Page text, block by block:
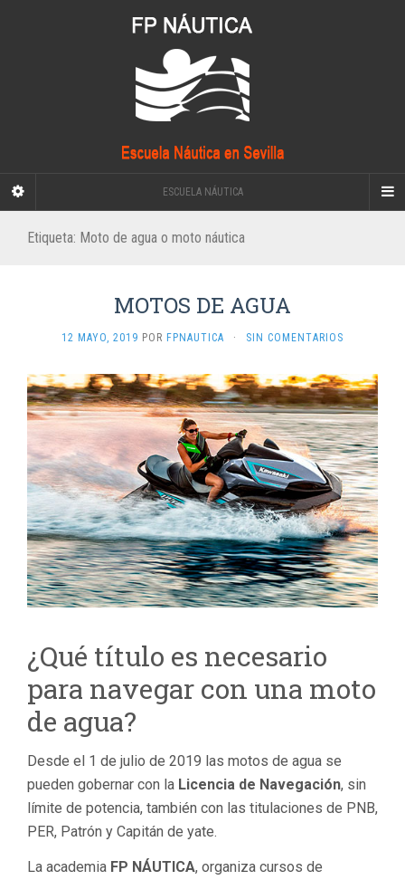
ESCUELA NÁUTICA
Etiqueta: Moto de agua o moto náutica
MOTOS DE AGUA
12 MAYO, 2019 POR FPNAUTICA · SIN COMENTARIOS
¿Qué título es necesario
para navegar con una moto
de agua?
Desde el 1 de julio de 2019 las motos de agua se
pueden gobernar con la Licencia de Navegación, sin
límite de potencia, también con las titulaciones de PNB,
PER, Patrón y Capitán de yate.
La academia FP NÁUTICA, organiza cursos de